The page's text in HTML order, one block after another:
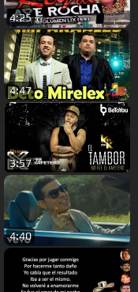
4:25
4:47
3:57
4:40